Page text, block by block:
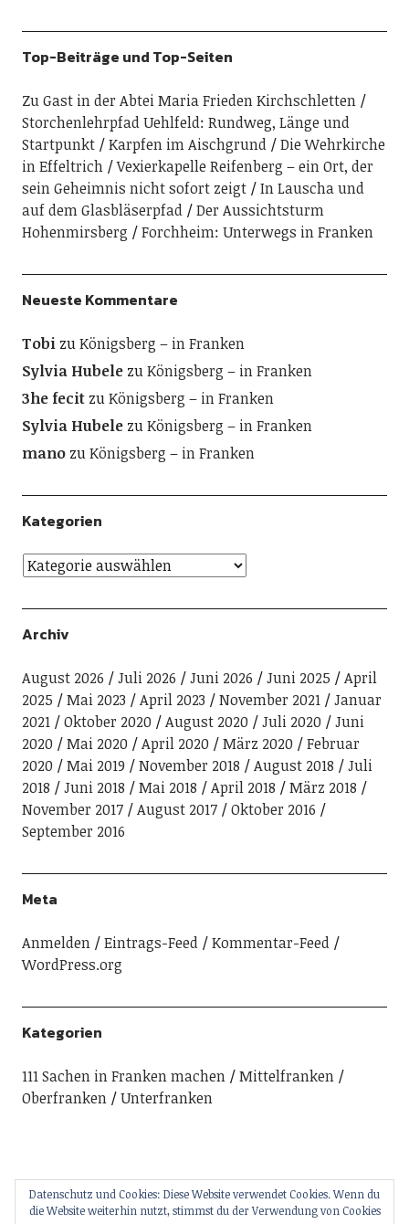
Top-Beiträge und Top-Seiten
Zu Gast in der Abtei Maria Frieden Kirchschletten
Storchenlehrpfad Uehlfeld: Rundweg, Länge und
Startpunkt
Karpfen im Aischgrund
Die Wehrkirche
in Effeltrich
Vexierkapelle Reifenberg – ein Ort, der
sein Geheimnis nicht sofort zeigt
In Lauscha und
auf dem Glasbläserpfad
Der Aussichtsturm
Hohenmirsberg
Forchheim: Unterwegs in Franken
Neueste Kommentare
TobizuKönigsberg – in Franken
Sylvia HubelezuKönigsberg – in Franken
3he fecitzuKönigsberg – in Franken
Sylvia HubelezuKönigsberg – in Franken
manozuKönigsberg – in Franken
Kategorien
Archiv
August 2026 Juli 2026 Juni 2026 Juni 2025
April
2025
Mai 2023 April 2023 November 2021
Januar
2021
Oktober 2020 August 2020 Juli 2020
Juni
2020
Mai 2020 April 2020 März 2020
Februar
2020
Mai 2019 November 2018 August 2018
Juli
2018
Juni 2018 Mai 2018 April 2018
März 2018
November 2017
August 2017
Oktober 2016
September 2016
Meta
Anmelden Eintrags-Feed
Kommentar-Feed
WordPress.org
Kategorien
111 Sachen in Franken machen
Mittelfranken
Oberfranken
Unterfranken
Datenschutz und Cookies: Diese Website verwendet Cookies. Wenn du
die Website weiterhin nutzt, stimmst du der Verwendung von Cookies